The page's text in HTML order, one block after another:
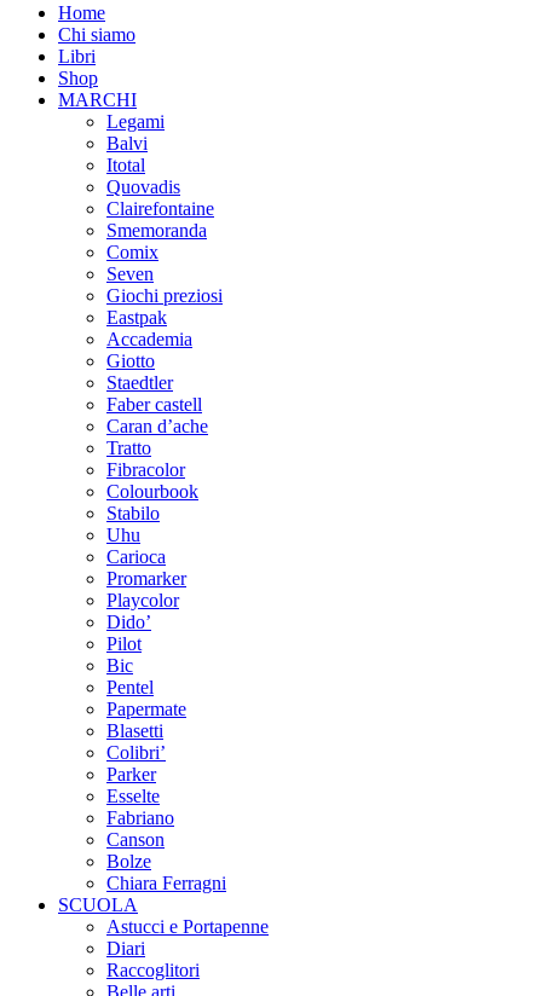
Home
Chi siamo
Libri
Shop
MARCHI
Legami
Balvi
Itotal
Quovadis
Clairefontaine
Smemoranda
Comix
Seven
Giochi preziosi
Eastpak
Accademia
Giotto
Staedtler
Faber castell
Caran d’ache
Tratto
Fibracolor
Colourbook
Stabilo
Uhu
Carioca
Promarker
Playcolor
Dido’
Pilot
Bic
Pentel
Papermate
Blasetti
Colibri’
Parker
Esselte
Fabriano
Canson
Bolze
Chiara Ferragni
SCUOLA
Astucci e Portapenne
Diari
Raccoglitori
Belle arti